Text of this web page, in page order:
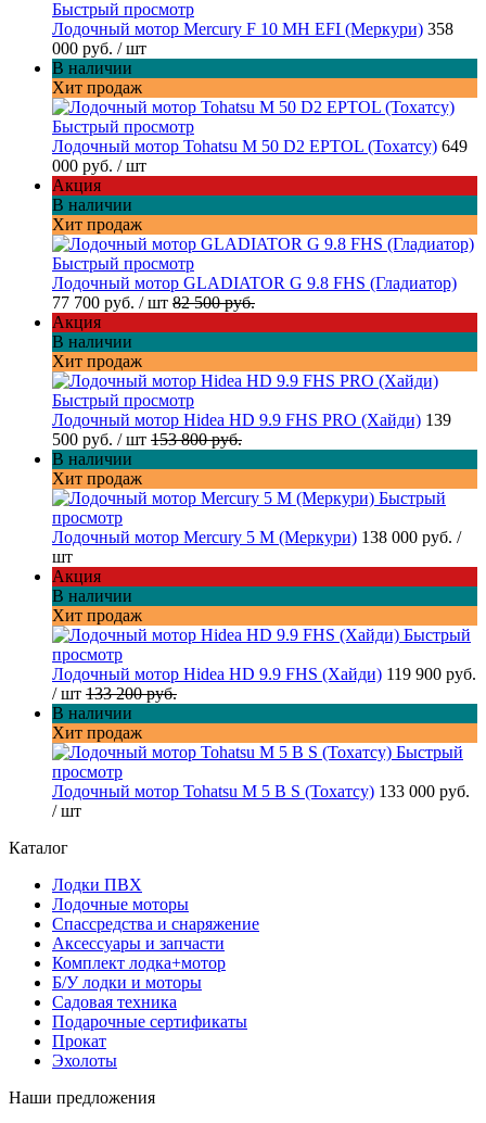
Быстрый просмотр
Лодочный мотор Mercury F 10 MH EFI (Меркури) 358
000 руб. / шт
В наличии
Хит продаж
Быстрый просмотр
Лодочный мотор Tohatsu M 50 D2 EPTOL (Тохатсу) 649
000 руб. / шт
Акция
В наличии
Хит продаж
Быстрый просмотр
Лодочный мотор GLADIATOR G 9.8 FHS (Гладиатор)
77 700 руб. / шт 82 500 руб.
Акция
В наличии
Хит продаж
Быстрый просмотр
Лодочный мотор Hidea HD 9.9 FHS PRO (Хайди) 139
500 руб. / шт 153 800 руб.
В наличии
Хит продаж
Быстрый
просмотр
Лодочный мотор Mercury 5 M (Меркури) 138 000 руб. /
шт
Акция
В наличии
Хит продаж
Быстрый
просмотр
Лодочный мотор Hidea HD 9.9 FHS (Хайди) 119 900 руб.
/ шт 133 200 руб.
В наличии
Хит продаж
Быстрый
просмотр
Лодочный мотор Tohatsu M 5 B S (Тохатсу) 133 000 руб.
/ шт
Каталог
Лодки ПВХ
Лодочные моторы
Спассредства и снаряжение
Аксессуары и запчасти
Комплект лодка+мотор
Б/У лодки и моторы
Садовая техника
Подарочные сертификаты
Прокат
Эхолоты
Наши предложения